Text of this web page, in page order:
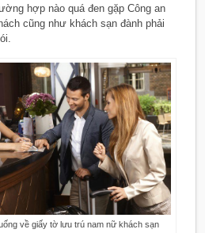
hợp nào quá đen gặp Công an
cũng như khách sạn đành phải
về giấy tờ lưu trú nam nữ khách sạn